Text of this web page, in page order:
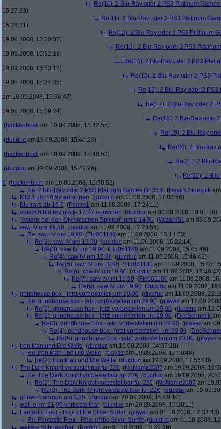
Re(10): 2 Blu-Ray oder 2 PS3 Platinum Games
15:27:23)
Re(11): 2 Blu-Ray oder 2 PS3 Platinum
15:28:31)
Re(12): 2 Blu-Ray oder 2 PS3 Platinum
19.09.2008, 15:30:37)
Re(13): 2 Blu-Ray oder 2 PS3
19.09.2008, 15:32:18)
Re(14): 2 Blu-Ray oder 2 PS3
19.09.2008, 15:33:12)
Re(15): 2 Blu-Ray oder 2 PS3
19.09.2008, 15:34:35)
Re(16): 2 Blu-Ray oder 2 PS3
am 19.09.2008, 15:36:47)
Re(17): 2 Blu-Ray oder 2
19.09.2008, 15:39:24)
Re(18): 2 Blu-Ray oder
(hackenbush am 19.09.2008, 15:42:55)
Re(19): 2 Blu-Ray
(ducduc am 19.09.2008, 15:46:23)
Re(20): 2 Blu-Ray
(hackenbush am 19.09.2008, 15:48:53)
Re(21): 2 Blu-
(ducduc am 19.09.2008, 15:49:26)
Re(22): 2
€ (hackenbush am 19.09.2008, 15:50:52)
Re: 2 Blu-Ray oder 2 PS3 Platinum Games für 35 € (Devil's Sidekick
MIB 1 um 18,97 euronnen (ducduc am 11.08.2008, 17:02:56)
Blu-rays ab 16 € (Pomm1 am 11.08.2008, 17:24:11)
amazon blu ray um je 17,97 euronnen (ducduc am 30.08.2008, 10:01:16)
"Asterix bei den Olympischen Spielen" um € 14,90 (Wizard51 am
saw IV um 19,90 (ducduc am 11.09.2008, 12:20:55)
Re: saw IV um 19,90 (Flo061180 am 11.09.2008, 15:14:53)
Re(2): saw IV um 19,90 (ducduc am 11.09.2008, 15:22:14)
Re(3): saw IV um 19,90 (Flo061180 am 11.09.2008, 15:45:46)
Re(4): saw IV um 19,90 (ducduc am 11.09.2008, 15:46:45)
Re(5): saw IV um 19,90 (Flo061180 am 11.09.2008,
Re(6): saw IV um 19,90 (ducduc am 11.09.2008, 15:49:48)
Re(7): saw IV um 19,90 (Flo061180 am 11.09.2008,
Re(8): saw IV um 19,90 (ducduc am 11.09.2008,
grindhouse box - jetzt vorbestellen um 29,90 (ducduc am 11.09.2008,
Re: grindhouse box - jetzt vorbestellen um 29,90 (playaz am
Re(2): grindhouse box - jetzt vorbestellen um 29,90 (ducduc am
Re(2): grindhouse box - jetzt vorbestellen um 29,90 (DocSchneck
Re(3): grindhouse box - jetzt vorbestellen um 29,90 (playaz am
Re(4): grindhouse box - jetzt vorbestellen um 29,90 (
Re(5): grindhouse box - jetzt vorbestellen um 29,90 (playaz
Iron Man und Die Welle (ducduc am 19.09.2008, 14:37:28)
Re: Iron Man und Die Welle (playaz am 19.09.2008, 17:50:48)
Re(2): Iron Man und Die Welle (ducduc am 19.09.2008, 17:56:00)
The Dark Knight vorbestellbar für 22€ (NoName2007 am 19.09.2008,
Re: The Dark Knight vorbestellbar für 22€ (ducduc am 19.09.2008,
Re(2): The Dark Knight vorbestellbar für 22€ (NoName2007 am
Re(3): The Dark Knight vorbestellbar für 22€ (ducduc am
uhrwerk orange um 9,95 (ducduc am 20.09.2008, 15:09:10)
wall-e um 21,99 vorbestellbar (ducduc am 20.09.2008, 15:20:11)
Fantastic Four - Rise of the Silver Surfer (playaz am 01.10.2008, 12:32:43)
Re: Fantastic Four - Rise of the Silver Surfer (ducduc am 01.10.2008,
weitere Schnäpchen (Pomm1 am 01.10.2008, 13:39:39)